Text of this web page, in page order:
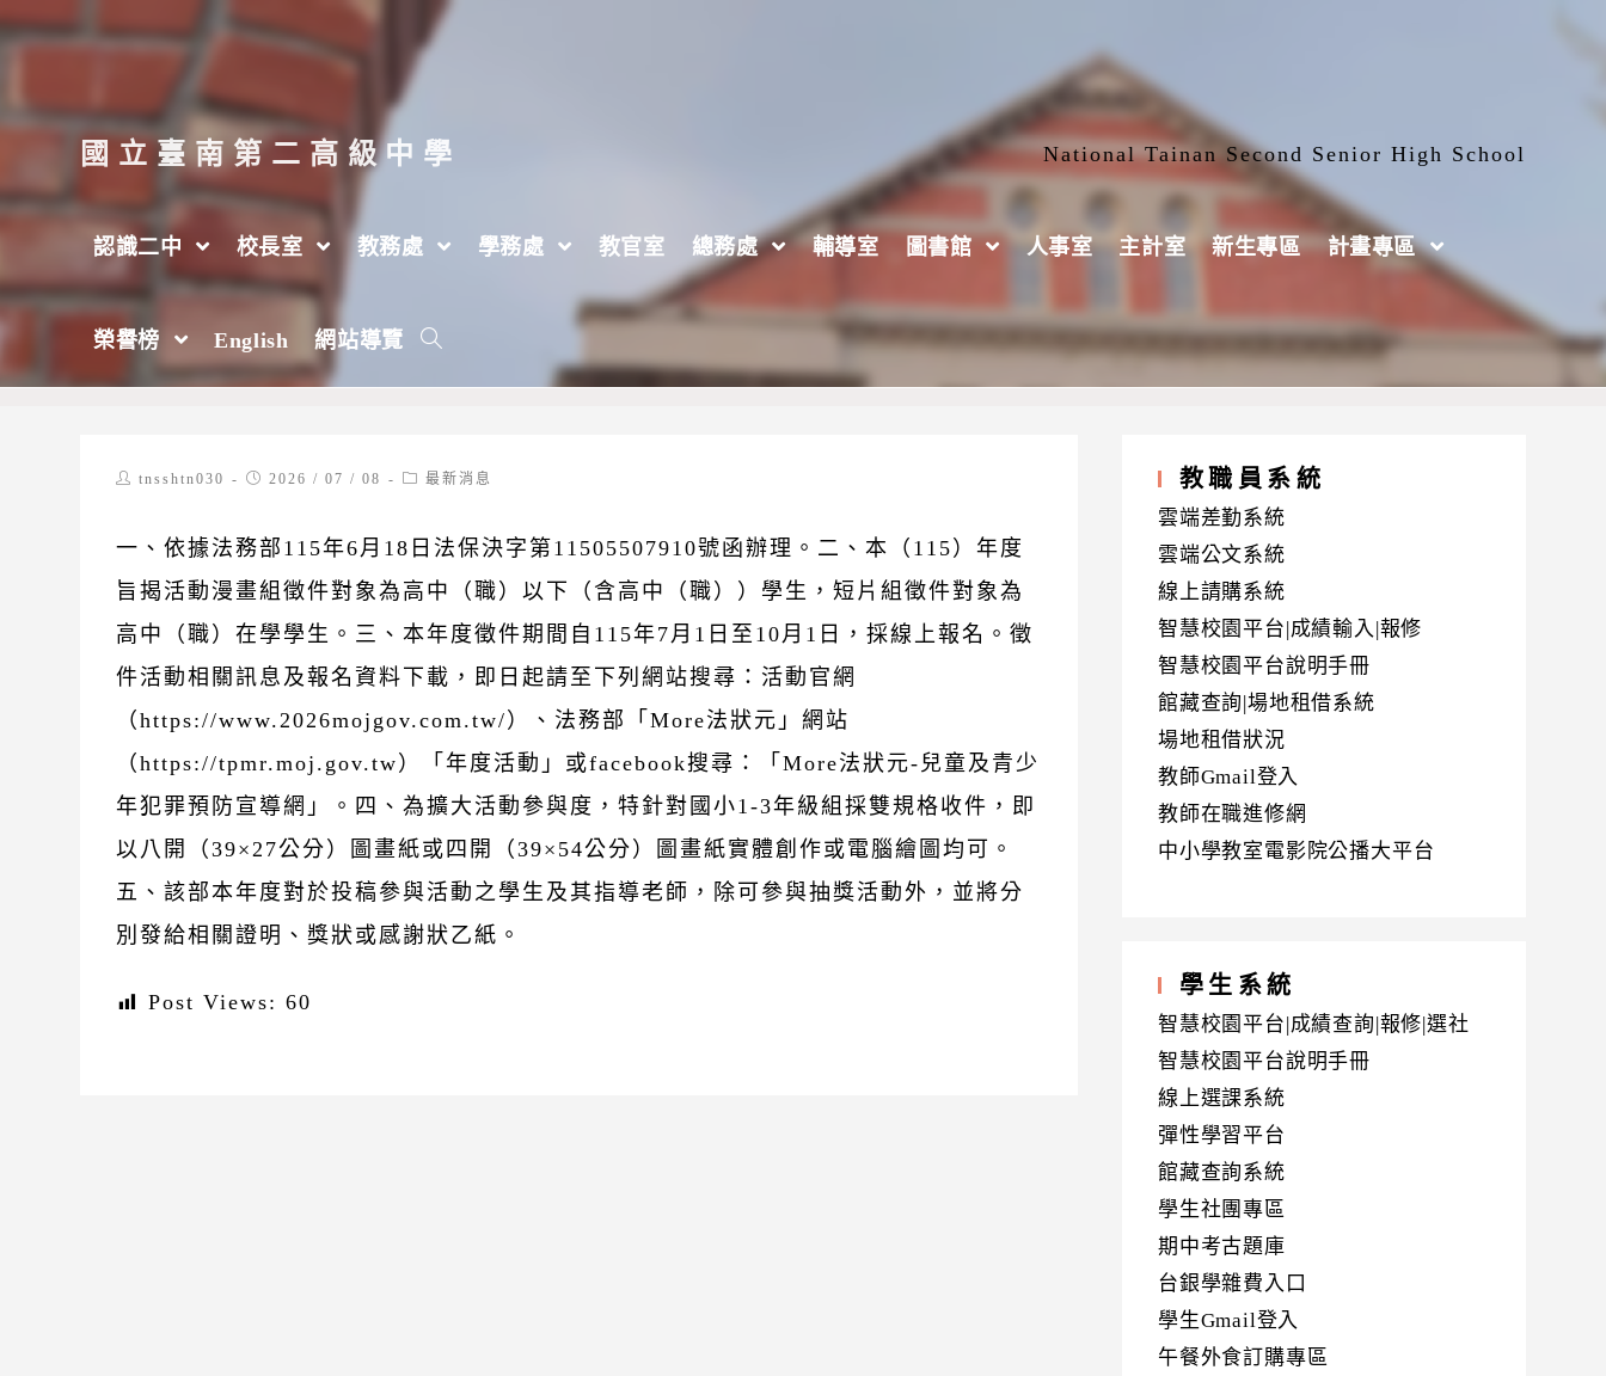
跳
至
要
內
容
國立臺南第二高級中學 National Tainan Second Senior High School
認識二中 校長室 教務處 學務處 教官室 總務處 輔導室 圖書館 人事室 主計室 新生專區 計畫專區
榮譽榜 English 網站導覽
法務部辦理「炎夏『漫』活，創意說『畫』」114年全國學生犯罪預防漫畫與創意短片徵件活動
2026 年 > 7 月 > 8 日
Posttnsshtn030
Post2026 / 07 / 08
Post最新消息
一、依據法務部115年6月18日法保決字第11505507910號函辦理。二、本（115）年度
旨揭活動漫畫組徵件對象為高中（職）以下（含高中（職））學生，短片組徵件對象為
高中（職）在學學生。三、本年度徵件期間自115年7月1日至10月1日，採線上報名。徵
件活動相關訊息及報名資料下載，即日起請至下列網站搜尋：活動官網
（https://www.2026mojgov.com.tw/）、法務部「More法狀元」網站
（https://tpmr.moj.gov.tw）「年度活動」或facebook搜尋：「More法狀元-兒童及青少
年犯罪預防宣導網」。四、為擴大活動參與度，特針對國小1-3年級組採雙規格收件，即
以八開（39×27公分）圖畫紙或四開（39×54公分）圖畫紙實體創作或電腦繪圖均可。
五、該部本年度對於投稿參與活動之學生及其指導老師，除可參與抽獎活動外，並將分
別發給相關證明、獎狀或感謝狀乙紙。
Post Views: 60
教職員系統
雲端差勤系統
雲端公文系統
線上請購系統
智慧校園平台|成績輸入|報修
智慧校園平台說明手冊
館藏查詢|場地租借系統
場地租借狀況
教師Gmail登入
教師在職進修網
中小學教室電影院公播大平台
學生系統
智慧校園平台|成績查詢|報修|選社
智慧校園平台說明手冊
線上選課系統
彈性學習平台
館藏查詢系統
學生社團專區
期中考古題庫
台銀學雜費入口
學生Gmail登入
午餐外食訂購專區